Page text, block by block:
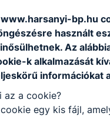
megtekintés]
bp.hu
használt
Az
k alkalmazását
információkat
az a cookie?
egy kis fájl,